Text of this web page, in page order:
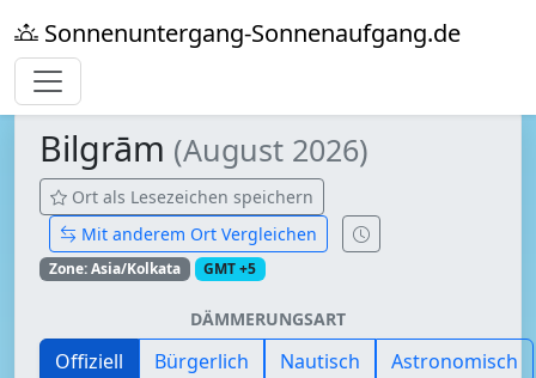
Sonnenuntergang-Sonnenaufgang.de
Bilgrām (August 2026)
Ort als Lesezeichen speichern
Mit anderem Ort Vergleichen
Zone: Asia/Kolkata GMT +5
DÄMMERUNGSART
Offiziell Bürgerlich Nautisch Astronomisch